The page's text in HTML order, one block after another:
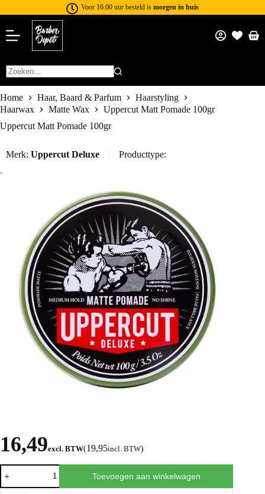
Voor 16:00 uur besteld is morgen in huis
Home Haar, Baard & Parfum
Haarstyling
Haarwax
Matte Wax
Uppercut Matt Pomade 100gr
Uppercut Matt Pomade 100gr
Merk: Uppercut Deluxe Producttype:
16,49excl. BTW(19,95incl. BTW)
Toevoegen aan winkelwagen